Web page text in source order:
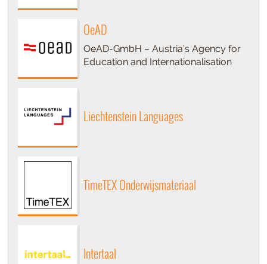
OeAD
OeAD-GmbH – Austria’s Agency for
Education and Internationalisation
Liechtenstein Languages
TimeTEX Onderwijsmateriaal
Intertaal